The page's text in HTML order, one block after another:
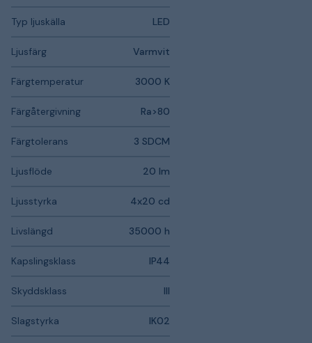
Typ ljuskälla LED
Ljusfärg Varmvit
Färgtemperatur 3000 K
Färgåtergivning Ra>80
Färgtolerans 3 SDCM
Ljusflöde 20 lm
Ljusstyrka 4x20 cd
Livslängd 35000 h
Kapslingsklass IP44
Skyddsklass III
Slagstyrka IK02